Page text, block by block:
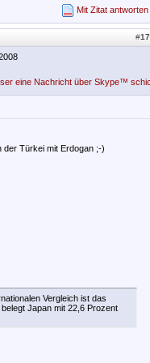
Mit Zitat antworten
#17
der Türkei mit Erdogan ;-)
Vergleich ist das
belegt Japan mit 22,6 Prozent